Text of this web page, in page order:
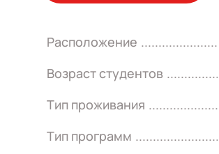
Расположение
Возраст студентов
Тип проживания
Тип программ